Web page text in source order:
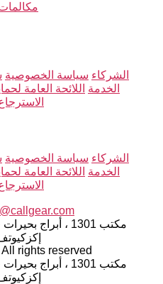
الشركاء سياسة الخصوصية
الخدمة اللائحة العامة
الشركاء سياسة الخصوصية
الخدمة اللائحة العامة
مكتب 1301 ،
rights reserved
مكتب 1301 ،